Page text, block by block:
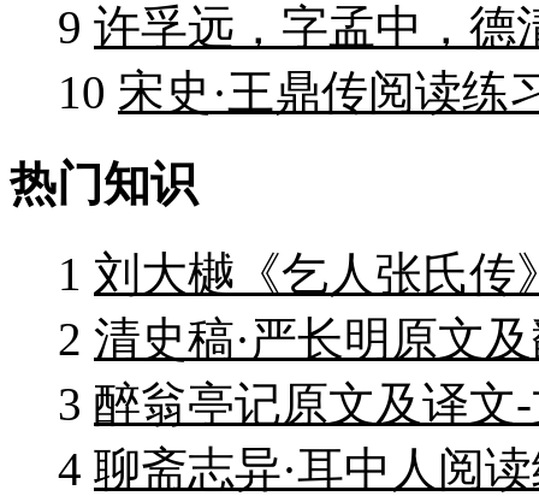
9 许孚远，字孟中，德
10 宋史·王鼎传阅读练
热门知识
1 刘大樾《乞人张氏传
2 清史稿·严长明原文
3 醉翁亭记原文及译文
4 聊斋志异·耳中人阅